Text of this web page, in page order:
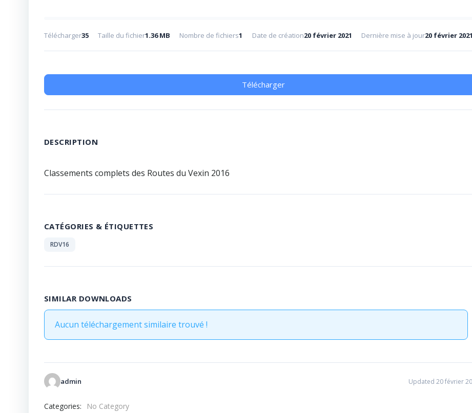
Télécharger35 Taille du fichier1.36 MB Nombre de fichiers1 Date de création20 février 2021 Dernière mise à jour20 février 2021
Télécharger
DESCRIPTION
Classements complets des Routes du Vexin 2016
CATÉGORIES & ÉTIQUETTES
RDV16
SIMILAR DOWNLOADS
Aucun téléchargement similaire trouvé !
admin Updated 20 février
Categories:
No Category